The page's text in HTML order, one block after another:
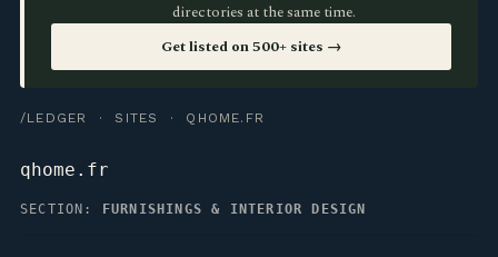
directories at the same time.
Get listed on 500+ sites →
/LEDGER · SITES · QHOME.FR
qhome.fr
SECTION: FURNISHINGS & INTERIOR DESIGN